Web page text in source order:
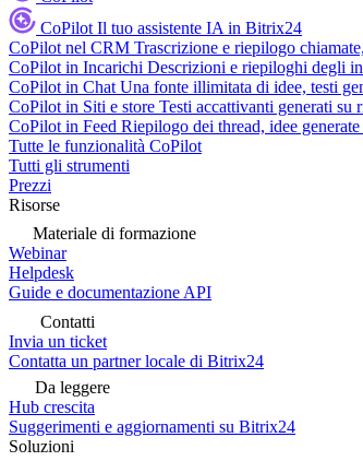
CoPilot Il tuo assistente IA in Bitrix24
CoPilot nel CRM Trascrizione e riepilogo
CoPilot in Incarichi Descrizioni e riepiloghi degli
CoPilot in Chat Una fonte illimitata di idee, testi
CoPilot in Siti e store Testi accattivanti generati su
CoPilot in Feed Riepilogo dei thread, idee
Tutte le funzionalità CoPilot
Tutti gli strumenti
Prezzi
Risorse
Materiale di formazione
Webinar
Helpdesk
Guide e documentazione API
Contatti
Invia un ticket
Contatta un partner locale di Bitrix24
Da leggere
Hub crescita
Suggerimenti e aggiornamenti su Bitrix24
Soluzioni